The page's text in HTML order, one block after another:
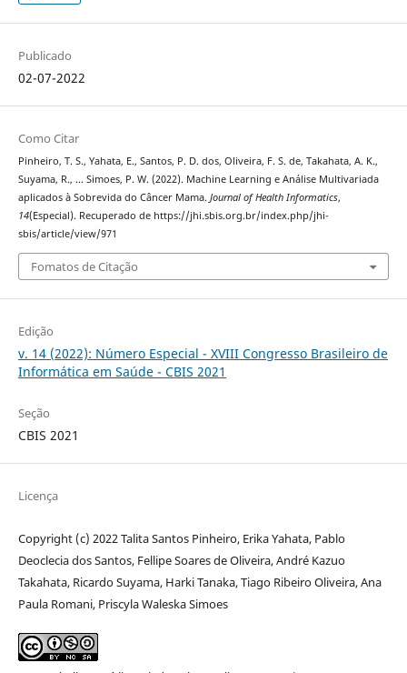
Publicado
02-07-2022
Como Citar
Pinheiro, T. S., Yahata, E., Santos, P. D. dos, Oliveira, F. S. de, Takahata, A. K.,
Suyama, R., … Simoes, P. W. (2022). Machine Learning e Análise Multivariada
aplicados à Sobrevida do Câncer Mama. Journal of Health Informatics,
14(Especial). Recuperado de https://jhi.sbis.org.br/index.php/jhi-
sbis/article/view/971
Fomatos de Citação
Edição
v. 14 (2022): Número Especial - XVIII Congresso Brasileiro de
Informática em Saúde - CBIS 2021
Seção
CBIS 2021
Licença
Copyright (c) 2022 Talita Santos Pinheiro, Erika Yahata, Pablo
Deoclecia dos Santos, Fellipe Soares de Oliveira, André Kazuo
Takahata, Ricardo Suyama, Harki Tanaka, Tiago Ribeiro Oliveira, Ana
Paula Romani, Priscyla Waleska Simoes